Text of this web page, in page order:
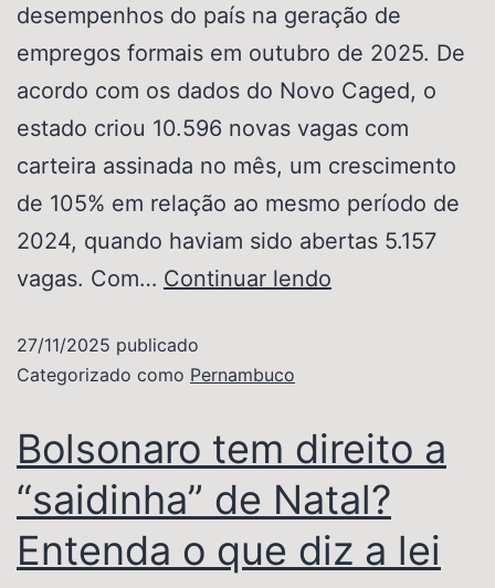
desempenhos do país na geração de
empregos formais em outubro de 2025. De
acordo com os dados do Novo Caged, o
estado criou 10.596 novas vagas com
carteira assinada no mês, um crescimento
de 105% em relação ao mesmo período de
2024, quando haviam sido abertas 5.157
vagas. Com… Continuar lendo
27/11/2025 publicado
Categorizado como Pernambuco
Bolsonaro tem direito a
“saidinha” de Natal?
Entenda o que diz a lei